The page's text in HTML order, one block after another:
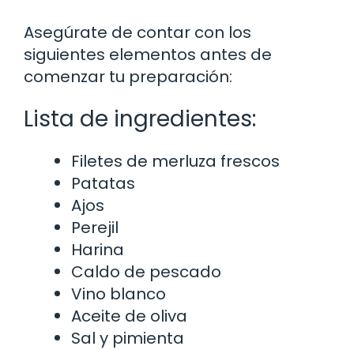
Asegúrate de contar con los
siguientes elementos antes de
comenzar tu preparación:
Lista de ingredientes:
Filetes de merluza frescos
Patatas
Ajos
Perejil
Harina
Caldo de pescado
Vino blanco
Aceite de oliva
Sal y pimienta